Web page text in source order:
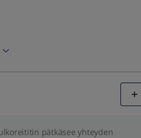
ulkoreititin pätkäsee yhteyden